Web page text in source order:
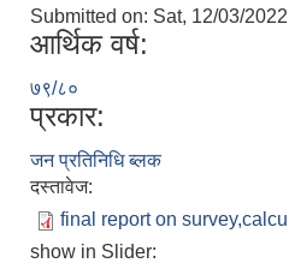
Submitted on: Sat, 12/03/
आर्थिक वर्ष:
७९/८०
प्रकार:
जन प्रतिनिधि ब्लक
दस्तावेज:
final report on
show in Slider: